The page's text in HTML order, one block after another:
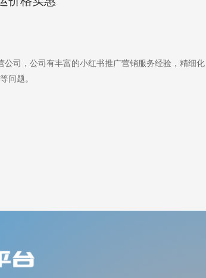
司，公司有丰富的小红书推广营销服务经验，精细化
问题。